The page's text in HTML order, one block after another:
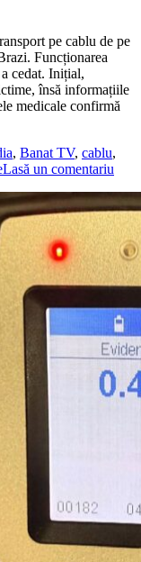
pe cablu de pe
Funcționarea
cedat. Inițial,
însă informațiile
medicale confirmă
, Banat TV, cablu,
Lasă un comentariu